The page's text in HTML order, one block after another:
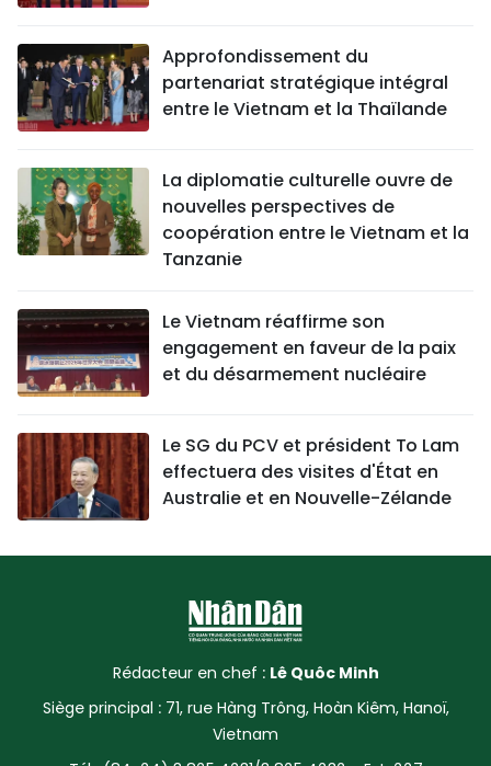
Approfondissement du
partenariat stratégique intégral
entre le Vietnam et la Thaïlande
La diplomatie culturelle ouvre de
nouvelles perspectives de
coopération entre le Vietnam et la
Tanzanie
Le Vietnam réaffirme son
engagement en faveur de la paix
et du désarmement nucléaire
Le SG du PCV et président To Lam
effectuera des visites d'État en
Australie et en Nouvelle-Zélande
Rédacteur en chef : Lê Quôc Minh
Siège principal : 71, rue Hàng Trông, Hoàn Kiêm, Hanoï,
Vietnam